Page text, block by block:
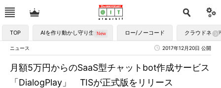
TOP AIを作り動かし守り生かす ロー/ノーコード クラウドネイ
ニュース 2017年12月20日 公開
月額5万円からのSaaS型チャットbot作成サービス
「DialogPlay」 TISが正式版をリリース